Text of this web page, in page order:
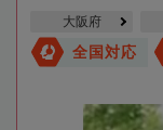
大阪府
全国対応